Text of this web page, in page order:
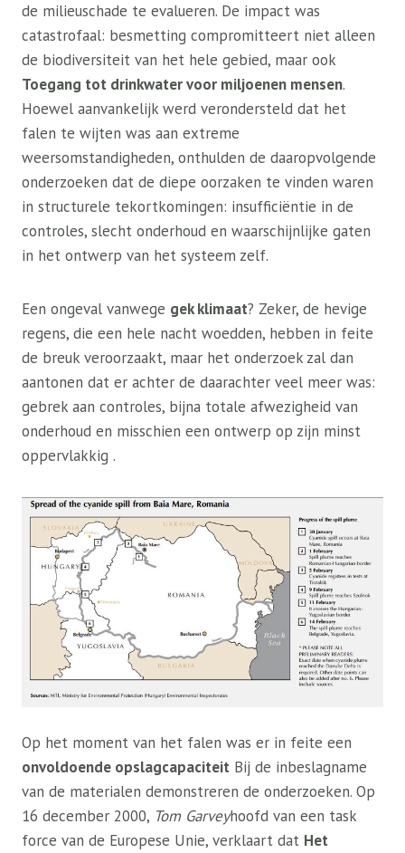
de milieuschade te evalueren. De impact was
catastrofaal: besmetting compromitteert niet alleen
de biodiversiteit van het hele gebied, maar ook
Toegang tot drinkwater voor miljoenen mensen.
Hoewel aanvankelijk werd verondersteld dat het
falen te wijten was aan extreme
weersomstandigheden, onthulden de daaropvolgende
onderzoeken dat de diepe oorzaken te vinden waren
in structurele tekortkomingen: insufficiëntie in de
controles, slecht onderhoud en waarschijnlijke gaten
in het ontwerp van het systeem zelf.
Een ongeval vanwege gek klimaat? Zeker, de hevige
regens, die een hele nacht woedden, hebben in feite
de breuk veroorzaakt, maar het onderzoek zal dan
aantonen dat er achter de daarachter veel meer was:
gebrek aan controles, bijna totale afwezigheid van
onderhoud en misschien een ontwerp op zijn minst
oppervlakkig .
Op het moment van het falen was er in feite een
onvoldoende opslagcapaciteit Bij de inbeslagname
van de materialen demonstreren de onderzoeken. Op
16 december 2000, Tom Garveyhoofd van een task
force van de Europese Unie, verklaart dat Het